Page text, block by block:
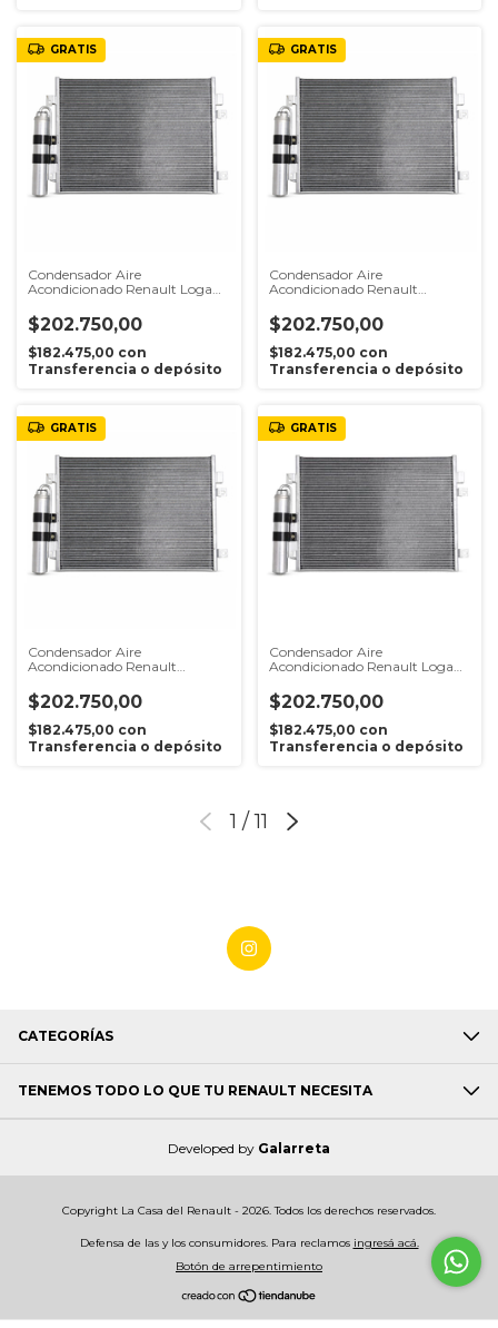
GRATIS
Condensador Aire
Acondicionado Renault Logan
$202.750,00
$182.475,00 con
Transferencia o depósito
GRATIS
Condensador Aire
Acondicionado Renault
Hasta 2014
$202.750,00
$182.475,00 con
Transferencia o depósito
GRATIS
Condensador Aire
Acondicionado Renault
$202.750,00
$182.475,00 con
Transferencia o depósito
GRATIS
Condensador Aire
Acondicionado Renault Logan
$202.750,00
$182.475,00 con
Transferencia o depósito
1 / 11
CATEGORÍAS
TENEMOS TODO LO QUE TU RENAULT NECESITA
Developed by Galarreta
Copyright La Casa del Renault - 2026. Todos los derechos reservados.
Defensa de las y los consumidores. Para reclamos ingresá acá.
Botón de arrepentimiento